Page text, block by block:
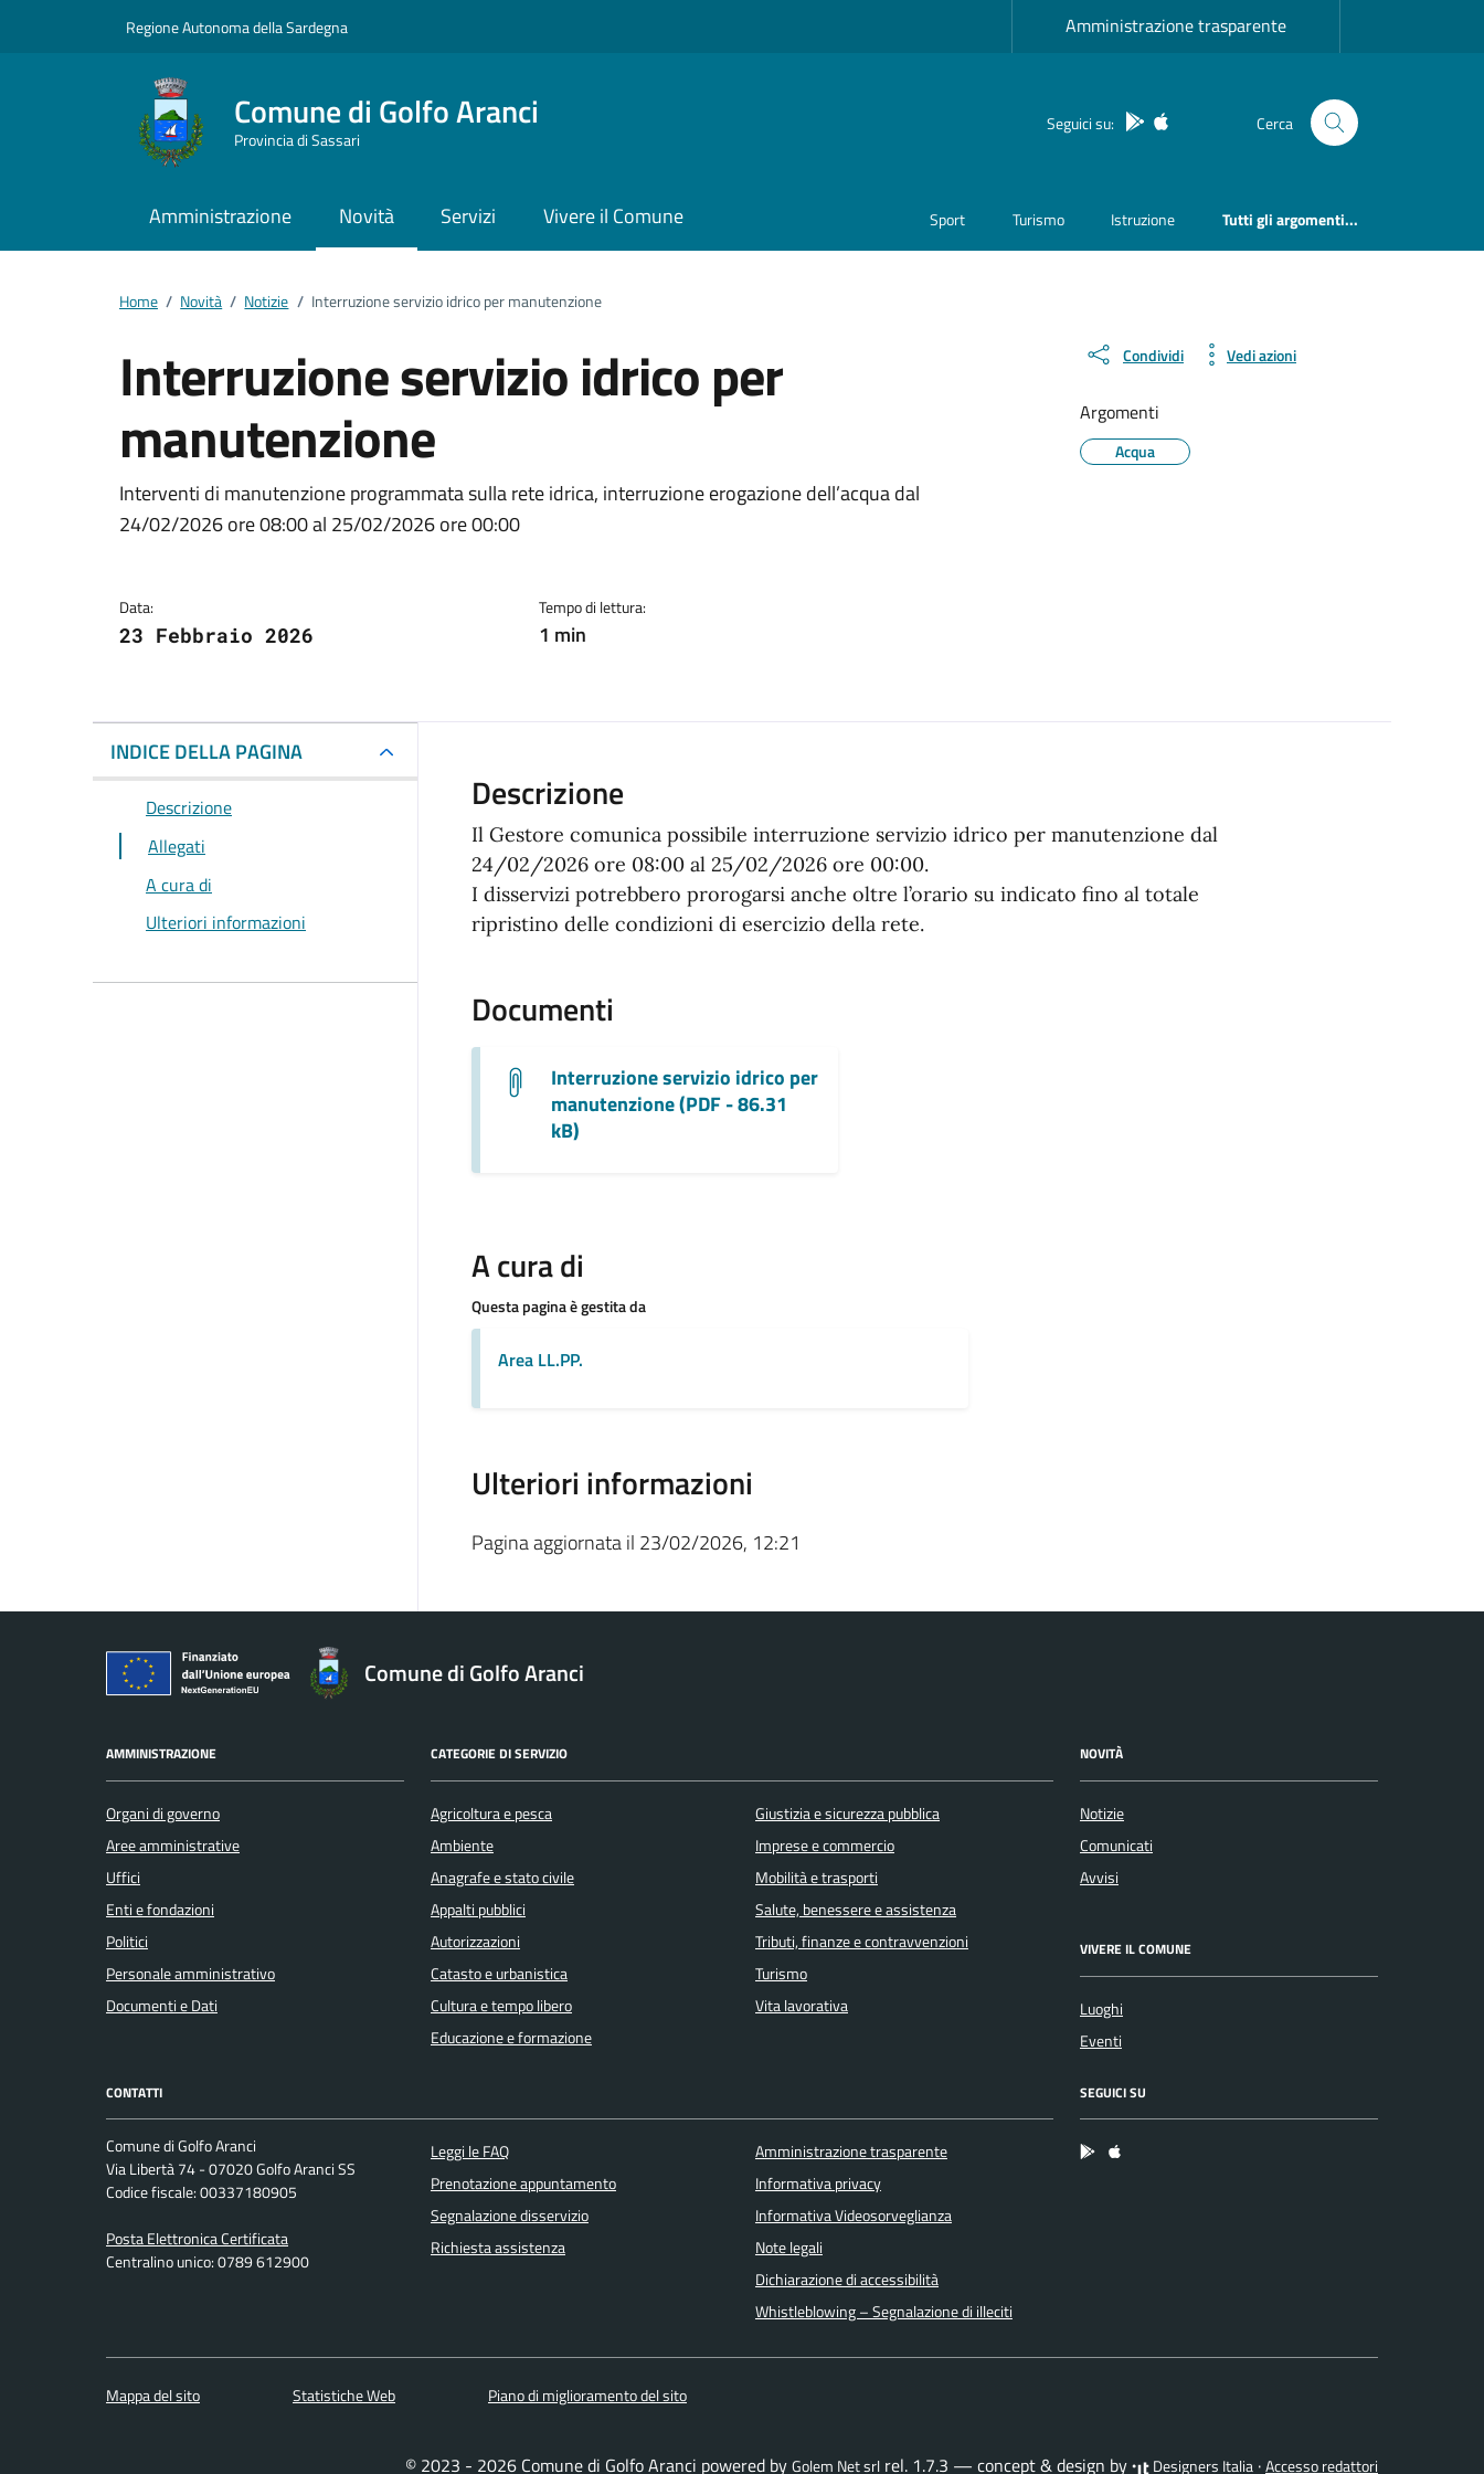
Regione Autonoma della Sardegna Amministrazione trasparente
Comune di Golfo Aranci
Provincia di Sassari
Seguici su: App Android
App IOS Cerca
Amministrazione Novità Servizi Vivere il Comune Sport Turismo Istruzione Tutti gli argomenti...
Home / Novità / Notizie / Interruzione servizio idrico per manutenzione
Interruzione servizio idrico per
manutenzione
Dettagli della notizia
Interventi di manutenzione programmata sulla rete idrica, interruzione erogazione dell’acqua dal
24/02/2026 ore 08:00 al 25/02/2026 ore 00:00
Data:
23 Febbraio 2026
Tempo di lettura:
1 min
Condividi Vedi azioni
Argomenti
Acqua
INDICE DELLA PAGINA
Descrizione
Allegati
A cura di
Ulteriori informazioni
Descrizione
Il Gestore comunica possibile interruzione servizio idrico per manutenzione dal
24/02/2026 ore 08:00 al 25/02/2026 ore 00:00.
I disservizi potrebbero prorogarsi anche oltre l’orario su indicato fino al totale
ripristino delle condizioni di esercizio della rete.
Documenti
Interruzione servizio idrico per
manutenzione (PDF - 86.31
kB)
A cura di
Questa pagina è gestita da
Area LL.PP.
Ulteriori informazioni
Pagina aggiornata il 23/02/2026, 12:21
Comune di Golfo Aranci
AMMINISTRAZIONE
Organi di governo
Aree amministrative
Uffici
Enti e fondazioni
Politici
Personale amministrativo
Documenti e Dati
CATEGORIE DI SERVIZIO
Agricoltura e pesca
Ambiente
Anagrafe e stato civile
Appalti pubblici
Autorizzazioni
Catasto e urbanistica
Cultura e tempo libero
Educazione e formazione
Giustizia e sicurezza pubblica
Imprese e commercio
Mobilità e trasporti
Salute, benessere e assistenza
Tributi, finanze e contravvenzioni
Turismo
Vita lavorativa
NOVITÀ
Notizie
Comunicati
Avvisi
VIVERE IL COMUNE
Luoghi
Eventi
CONTATTI
Comune di Golfo Aranci
Via Libertà 74 - 07020 Golfo Aranci SS
Codice fiscale: 00337180905
Posta Elettronica Certificata
Centralino unico: 0789 612900
Leggi le FAQ
Prenotazione appuntamento
Segnalazione disservizio
Richiesta assistenza
Amministrazione trasparente
Informativa privacy
Informativa Videosorveglianza
Note legali
Dichiarazione di accessibilità
Whistleblowing – Segnalazione di illeciti
SEGUICI SU
App Android
App IOS
Mappa del sito Statistiche Web Piano di miglioramento del sito
© 2023 - 2026 Comune di Golfo Aranci powered byGolem Net srl rel. 1.7.3 — concept & design by Designers Italia ·Accesso redattori